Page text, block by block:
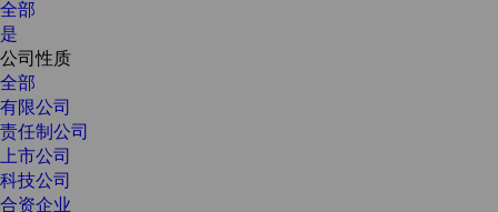
全部
是
公司性质
全部
有限公司
责任制公司
上市公司
科技公司
合资企业